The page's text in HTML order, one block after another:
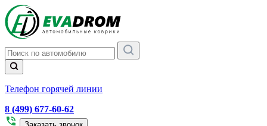
Телефон горячей линии
8 (499) 677-60-62